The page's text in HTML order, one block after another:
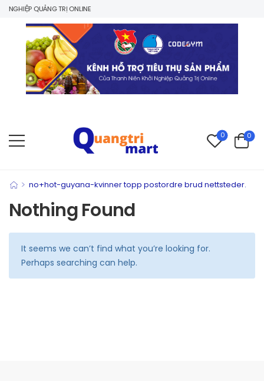
QUẢNG TRỊ ONLINE
0 0
> no+hot-guyana-kvinner topp postordre brud nettsteder.
Nothing Found
It seems we can’t find what you’re looking for.
Perhaps searching can help.